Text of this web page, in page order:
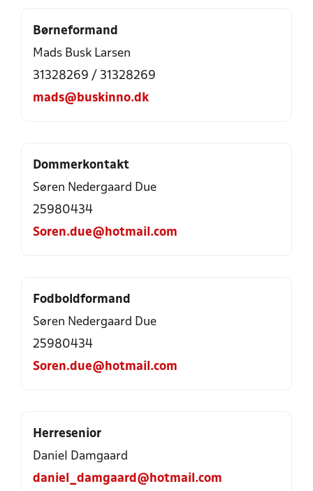
Børneformand
Mads Busk Larsen
31328269 / 31328269
mads@buskinno.dk
Dommerkontakt
Søren Nedergaard Due
25980434
Soren.due@hotmail.com
Fodboldformand
Søren Nedergaard Due
25980434
Soren.due@hotmail.com
Herresenior
Daniel Damgaard
daniel_damgaard@hotmail.com